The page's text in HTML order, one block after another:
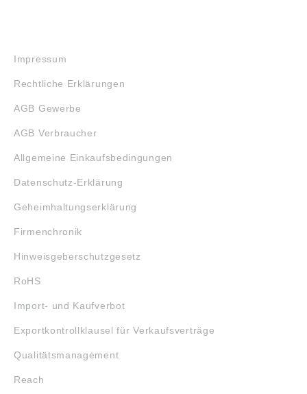
Impressum
Rechtliche Erklärungen
AGB Gewerbe
AGB Verbraucher
Allgemeine Einkaufsbedingungen
Datenschutz-Erklärung
Geheimhaltungserklärung
Firmenchronik
Hinweisgeberschutzgesetz
RoHS
Import- und Kaufverbot
Exportkontrollklausel für Verkaufsverträge
Qualitätsmanagement
Reach